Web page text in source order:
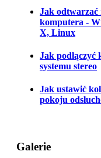
Jak odtwarzać
komputera -
X, Linux
Jak podłączyć
systemu stereo
Jak ustawić
pokoju
Galerie